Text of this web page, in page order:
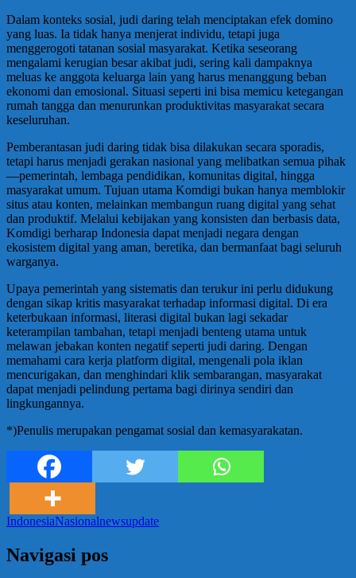
Dalam konteks sosial, judi daring telah menciptakan efek domino
yang luas. Ia tidak hanya menjerat individu, tetapi juga
menggerogoti tatanan sosial masyarakat. Ketika seseorang
mengalami kerugian besar akibat judi, sering kali dampaknya
meluas ke anggota keluarga lain yang harus menanggung beban
ekonomi dan emosional. Situasi seperti ini bisa memicu ketegangan
rumah tangga dan menurunkan produktivitas masyarakat secara
keseluruhan.
Pemberantasan judi daring tidak bisa dilakukan secara sporadis,
tetapi harus menjadi gerakan nasional yang melibatkan semua pihak
—pemerintah, lembaga pendidikan, komunitas digital, hingga
masyarakat umum. Tujuan utama Komdigi bukan hanya memblokir
situs atau konten, melainkan membangun ruang digital yang sehat
dan produktif. Melalui kebijakan yang konsisten dan berbasis data,
Komdigi berharap Indonesia dapat menjadi negara dengan
ekosistem digital yang aman, beretika, dan bermanfaat bagi seluruh
warganya.
Upaya pemerintah yang sistematis dan terukur ini perlu didukung
dengan sikap kritis masyarakat terhadap informasi digital. Di era
keterbukaan informasi, literasi digital bukan lagi sekadar
keterampilan tambahan, tetapi menjadi benteng utama untuk
melawan jebakan konten negatif seperti judi daring. Dengan
memahami cara kerja platform digital, mengenali pola iklan
mencurigakan, dan menghindari klik sembarangan, masyarakat
dapat menjadi pelindung pertama bagi dirinya sendiri dan
lingkungannya.
*)Penulis merupakan pengamat sosial dan kemasyarakatan.
IndonesiaNasionalnewsupdate
Navigasi pos